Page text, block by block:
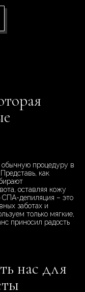
процедуру в
как
оставляя кожу
депиляция – это
заботах и
только мягкие,
приносил радость
нас для